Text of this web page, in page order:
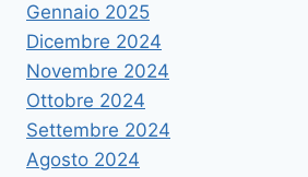
Gennaio 2025
Dicembre 2024
Novembre 2024
Ottobre 2024
Settembre 2024
Agosto 2024